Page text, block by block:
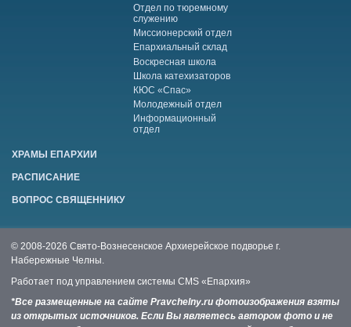
Отдел по тюремному
служению
Миссионерский отдел
Епархиальный склад
Воскресная школа
Школа катехизаторов
КЮС «Спас»
Молодежный отдел
Информационный
отдел
ХРАМЫ ЕПАРХИИ
РАСПИСАНИЕ
ВОПРОС СВЯЩЕННИКУ
© 2008-2026 Свято-Вознесенское Архиерейское подворье г.
Набережные Челны.
Работает под управлением системы CMS «Епархия»
*Все размещенные на сайте Pravchelny.ru фотоизображения взяты
из открытых источников. Если Вы являетесь автором фото и не